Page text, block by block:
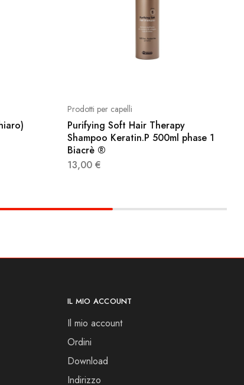
Prodotti per capelli
Purifying Soft Hair Therapy
Shampoo Keratin.P 500ml phase 1
Biacrè ®
13,00 €
IL MIO ACCOUNT
Il mio account
Ordini
Download
Indirizzo